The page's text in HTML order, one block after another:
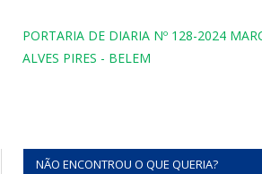
PORTARIA DE DIARIA Nº 128-2024
ALVES PIRES - BELEM
NÃO ENCONTROU O QUE QUERIA?